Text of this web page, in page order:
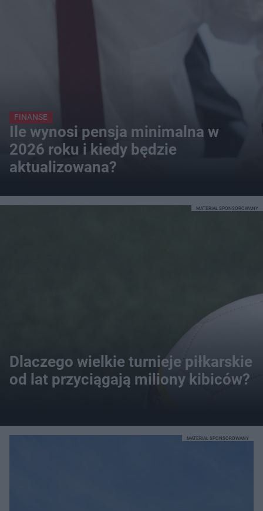
FINANSE
Ile wynosi pensja minimalna w
2026 roku i kiedy będzie
aktualizowana?
Dlaczego wielkie turnieje piłkarskie
od lat przyciągają miliony kibiców?
MATERIAŁ SPONSOROWANY
MATERIAŁ SPONSOROWANY